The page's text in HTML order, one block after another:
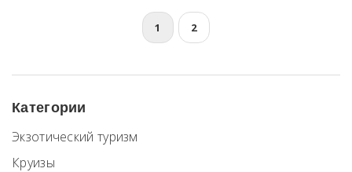
1 2
Категории
Экзотический туризм
Круизы